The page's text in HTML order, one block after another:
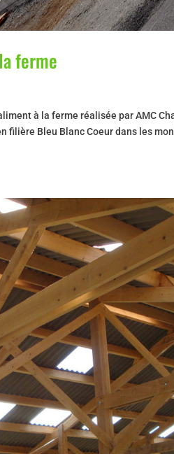
ferme
à la ferme réalisée par AMC
filière Bleu Blanc Coeur dans les